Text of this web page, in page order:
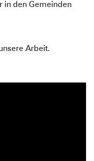
in den Gemeinden
Arbeit.